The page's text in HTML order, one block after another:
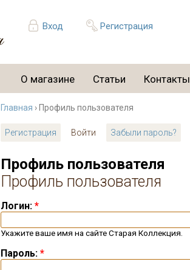
Вход Регистрация
О магазине Статьи Контакты
Главная › Профиль пользователя
Регистрация Войти Забыли пароль?
Профиль пользователя
Профиль пользователя
Логин: *
Укажите ваше имя на сайте Старая Коллекция.
Пароль: *